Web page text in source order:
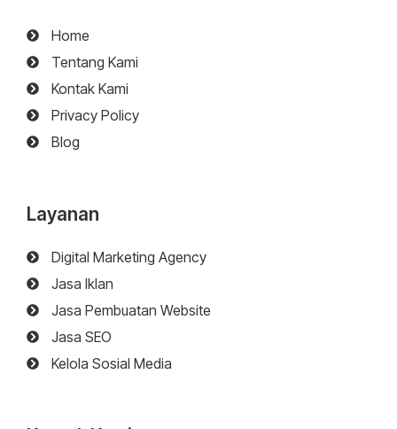
Home
Tentang Kami
Kontak Kami
Privacy Policy
Blog
Layanan
Digital Marketing Agency
Jasa Iklan
Jasa Pembuatan Website
Jasa SEO
Kelola Sosial Media